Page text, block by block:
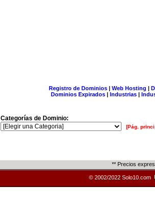
Registro de Dominios| Web Hosting |
Dominios Expirados | Industrias |
Categorías de Dominio:
[Pág.
** Precios
© 2002/2022 Solo10.com